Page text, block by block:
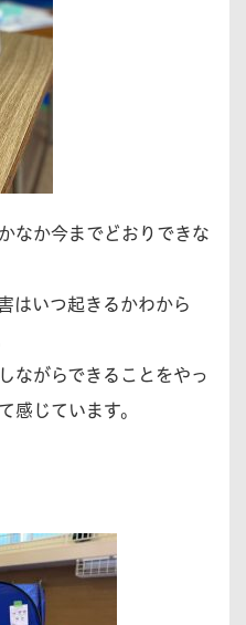
なか今までどおりできな
はいつ起きるかわから
ながらできることをやっ
感じています。